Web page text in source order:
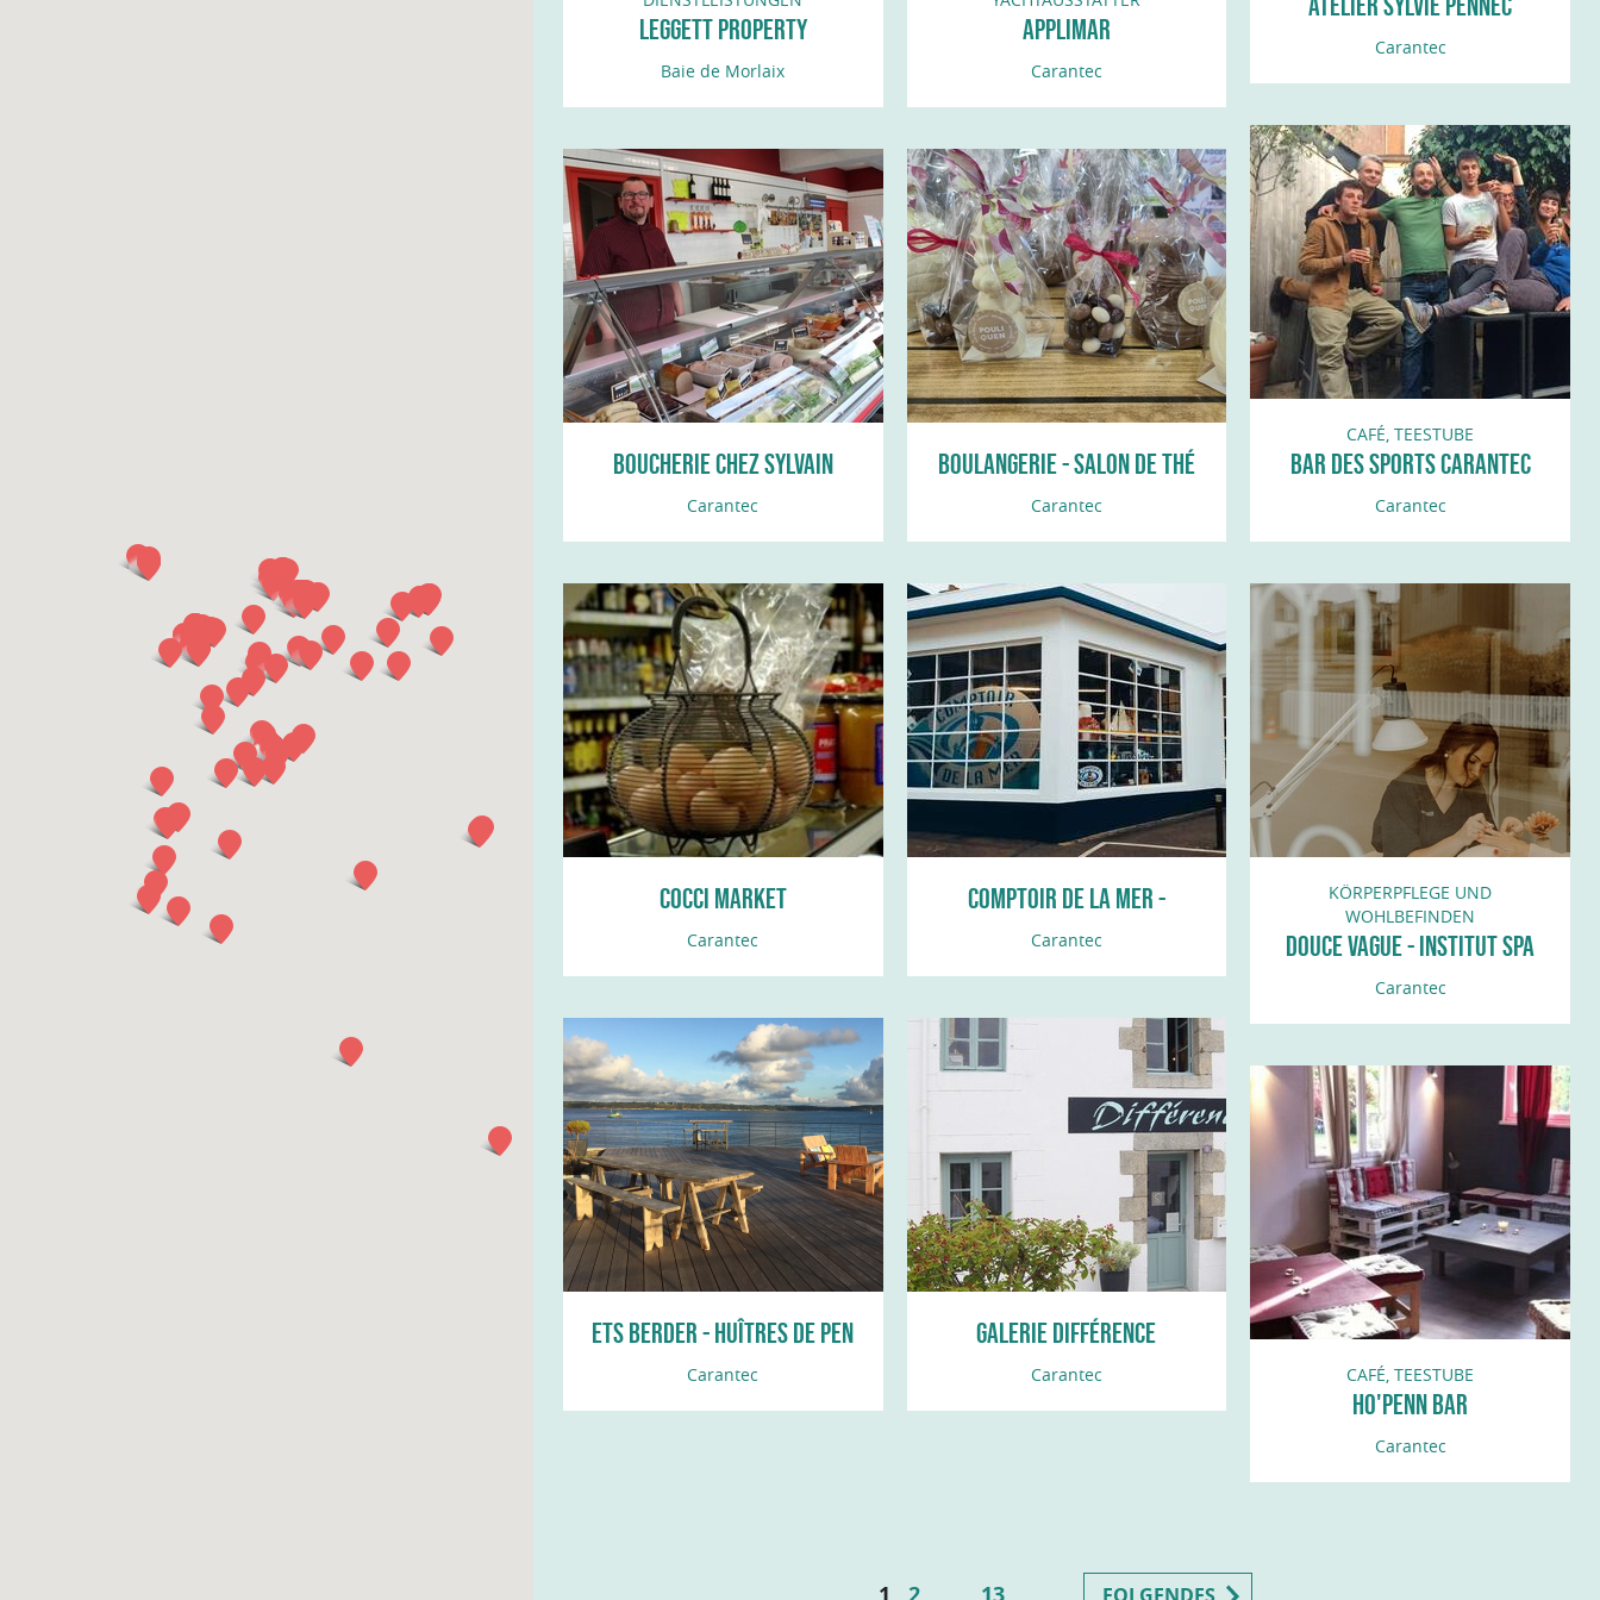
LEGGETT PROPERTY
MANAGEMENT - CONCIERGERIE
PRIVÉE
Baie de Morlaix
APPLIMAR
Carantec
Carantec
CAFÉ, TEESTUBE
BAR DES SPORTS CARANTEC
Carantec
BOUCHERIE CHEZ SYLVAIN
Carantec
BOULANGERIE - SALON DE THÉ
POULIQUEN
Carantec
COCCI MARKET
Carantec
COMPTOIR DE LA MER -
CARANTEC
Carantec
KÖRPERPFLEGE UND
WOHLBEFINDEN
DOUCE VAGUE - INSTITUT SPA
ET BEAUTÉ
Carantec
ETS BERDER - HUÎTRES DE PEN
AL LANN
Carantec
GALERIE DIFFÉRENCE
Carantec CAFÉ, TEESTUBE
HO'PENN BAR
Carantec